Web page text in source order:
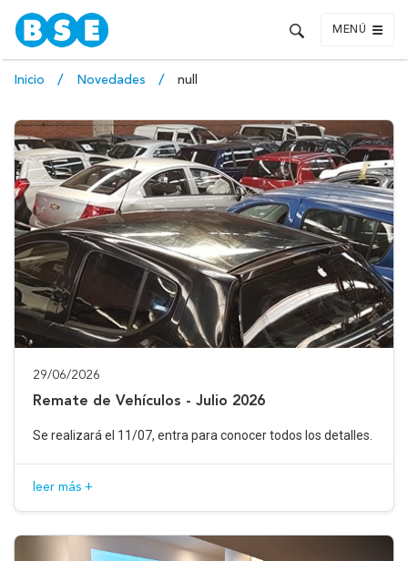
MENÚ
Inicio Novedades null
29/06/2026
Remate de Vehículos - Julio 2026
Se realizará el 11/07, entra para conocer todos los detalles.
leer más +